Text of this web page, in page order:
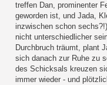
treffen Dan, prominenter
geworden ist, und Jada,
inzwischen schon
nicht unterschiedlicher
Durchbruch träumt, plant
sich danach zur Ruhe zu
des Schicksals kreuzen
immer wieder - und